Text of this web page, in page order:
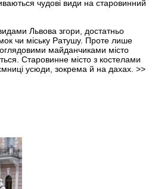
Львова згори, достатньо
чи міську Ратушу. Проте лише
майданчиками місто
Старовинне місто з костелами
усюди, зокрема й на дахах. >>